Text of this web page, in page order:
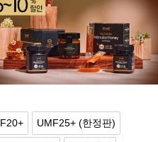
UMF25+ (한정판)